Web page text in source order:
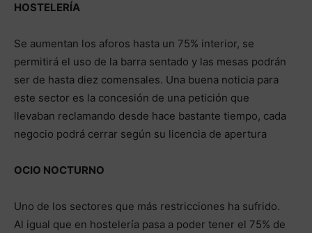
HOSTELERÍA
Se aumentan los aforos hasta un 75% interior, se
permitirá el uso de la barra sentado y las mesas podrán
ser de hasta diez comensales. Una buena noticia para
este sector es la concesión de una petición que
llevaban reclamando desde hace bastante tiempo, cada
negocio podrá cerrar según su licencia de apertura
OCIO NOCTURNO
Uno de los sectores que más restricciones ha sufrido.
Al igual que en hostelería pasa a poder tener el 75% de